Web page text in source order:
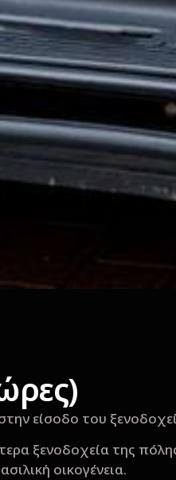
είσοδο του
ξενοδοχεία της πόλης
οικογένεια.